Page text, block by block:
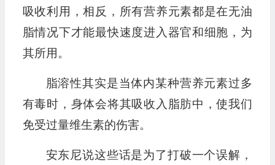
吸收利用，相反，所有营养元素都是在无油
脂情况下才能最快速度进入器官和细胞，为
其所用。
脂溶性其实是当体内某种营养元素过多
有毒时，身体会将其吸收入脂肪中，使我们
免受过量维生素的伤害。
安东尼说这些话是为了打破一个误解，